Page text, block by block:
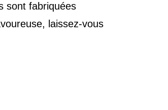
sont fabriquées
laissez-vous